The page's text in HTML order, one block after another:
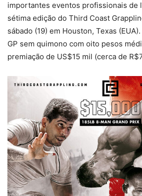
importantes eventos profissionais de
sétima edição do Third Coast
sábado (19) em Houston, Texas
GP sem quimono com oito pesos
premiação de US$15 mil (cerca de